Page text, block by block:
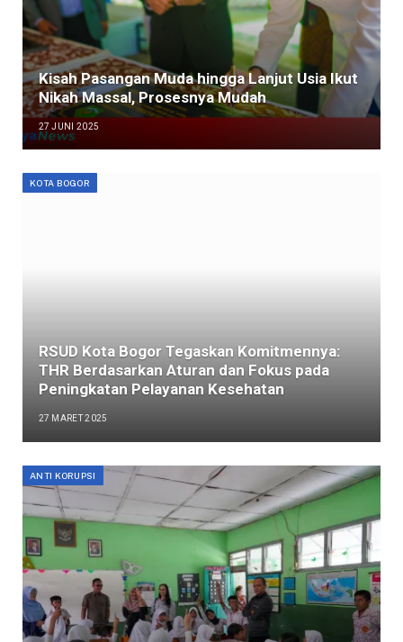
Kisah Pasangan Muda hingga Lanjut Usia Ikut
Nikah Massal, Prosesnya Mudah
27 JUNI 2025
KOTA BOGOR
RSUD Kota Bogor Tegaskan Komitmennya:
THR Berdasarkan Aturan dan Fokus pada
Peningkatan Pelayanan Kesehatan
27 MARET 2025
ANTI KORUPSI